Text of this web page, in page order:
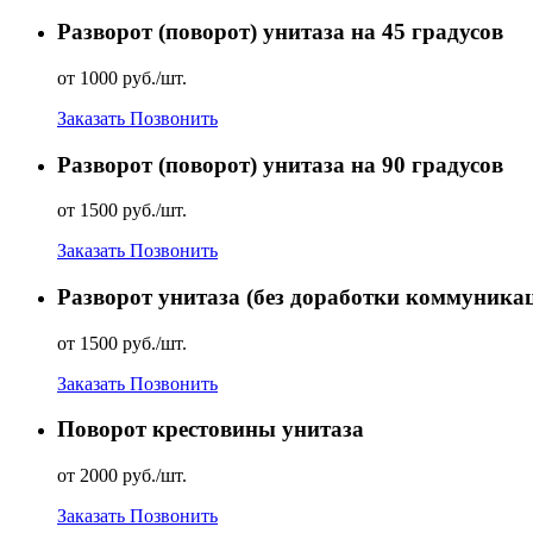
Разворот (поворот) унитаза на 45 градусов
от 1000 руб./шт.
Заказать Позвонить
Разворот (поворот) унитаза на 90 градусов
от 1500 руб./шт.
Заказать Позвонить
Разворот унитаза (без доработки
от 1500 руб./шт.
Заказать Позвонить
Поворот крестовины унитаза
от 2000 руб./шт.
Заказать Позвонить